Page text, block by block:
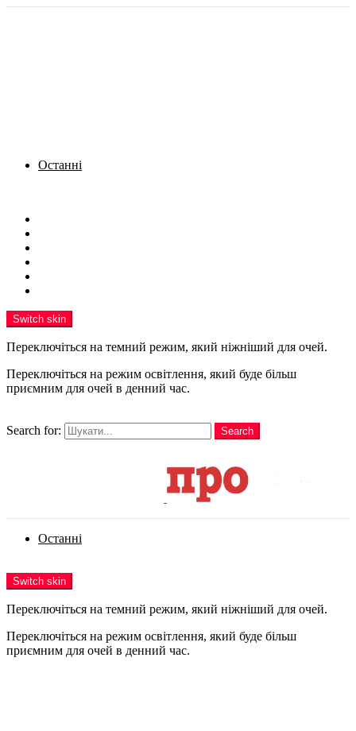
Останні
Switch skin
Переключіться на темний режим, який ніжніший для очей.
Переключіться на режим освітлення, який буде більш
приємним для очей в денний час.
Search for:
Search
Останні
Switch skin
Переключіться на темний режим, який ніжніший для очей.
Переключіться на режим освітлення, який буде більш
приємним для очей в денний час.